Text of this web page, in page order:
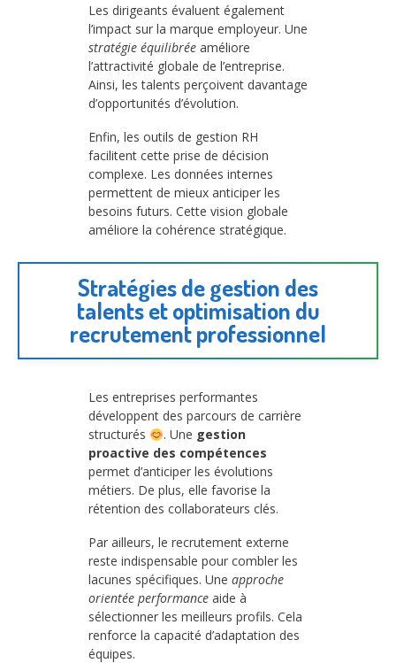
Les dirigeants évaluent également
l’impact sur la marque employeur. Une
stratégie équilibrée améliore
l’attractivité globale de l’entreprise.
Ainsi, les talents perçoivent davantage
d’opportunités d’évolution.
Enfin, les outils de gestion RH
facilitent cette prise de décision
complexe. Les données internes
permettent de mieux anticiper les
besoins futurs. Cette vision globale
améliore la cohérence stratégique.
Stratégies de gestion des
talents et optimisation du
recrutement professionnel
Les entreprises performantes
développent des parcours de carrière
structurés
. Une gestion
proactive des compétences
permet d’anticiper les évolutions
métiers. De plus, elle favorise la
rétention des collaborateurs clés.
Par ailleurs, le recrutement externe
reste indispensable pour combler les
lacunes spécifiques. Une approche
orientée performance aide à
sélectionner les meilleurs profils. Cela
renforce la capacité d’adaptation des
équipes.